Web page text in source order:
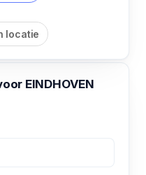
locatie
EINDHOVEN